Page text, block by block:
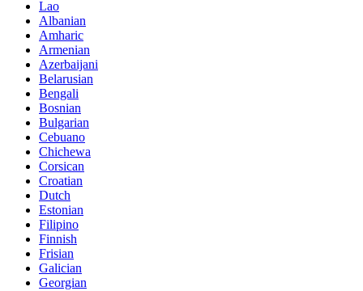
Lao
Albanian
Amharic
Armenian
Azerbaijani
Belarusian
Bengali
Bosnian
Bulgarian
Cebuano
Chichewa
Corsican
Croatian
Dutch
Estonian
Filipino
Finnish
Frisian
Galician
Georgian